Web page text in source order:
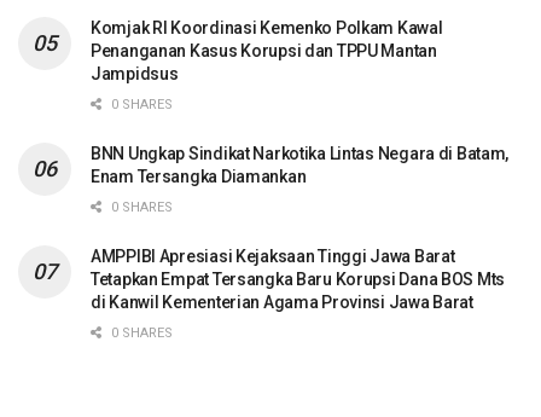
Komjak RI Koordinasi Kemenko Polkam Kawal
Penanganan Kasus Korupsi dan TPPU Mantan
Jampidsus
0 SHARES
BNN Ungkap Sindikat Narkotika Lintas Negara di Batam,
Enam Tersangka Diamankan
0 SHARES
AMPPIBI Apresiasi Kejaksaan Tinggi Jawa Barat
Tetapkan Empat Tersangka Baru Korupsi Dana BOS Mts
di Kanwil Kementerian Agama Provinsi Jawa Barat
0 SHARES